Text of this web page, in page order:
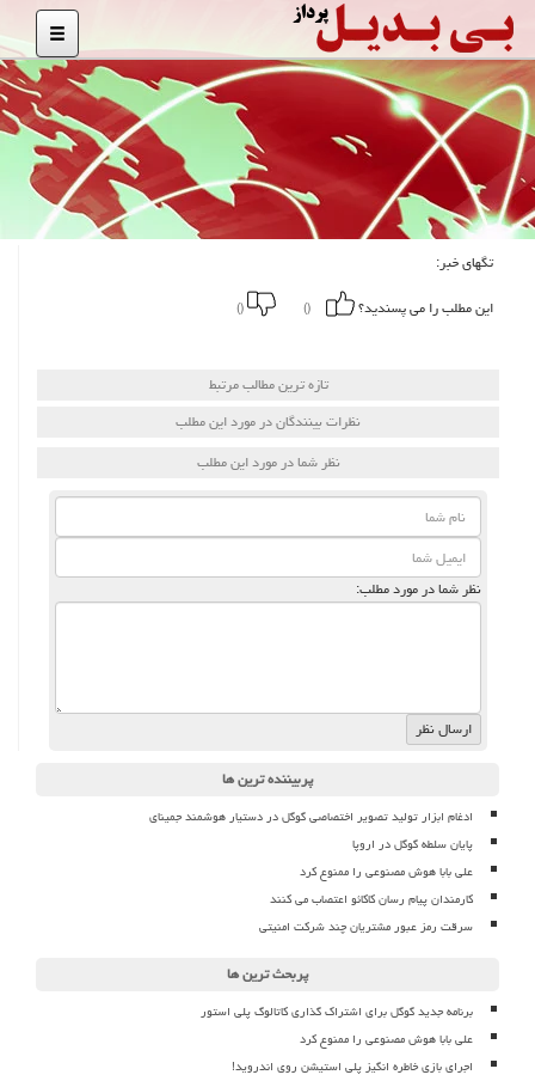
تگهای خبر:
این مطلب را می پسندید؟
()
()
تازه ترین مطالب مرتبط
نظرات بینندگان در مورد این مطلب
نظر شما در مورد این مطلب
نظر شما در مورد مطلب:
پربیننده ترین ها
ادغام ابزار تولید تصویر اختصاصی گوگل در دستیار هوشمند جمینای
پایان سلطه گوگل در اروپا
علی بابا هوش مصنوعی را ممنوع کرد
کارمندان پیام رسان کاکائو اعتصاب می کنند
سرقت رمز عبور مشتریان چند شرکت امنیتی
پربحث ترین ها
برنامه جدید گوگل برای اشتراک گذاری کاتالوگ پلی استور
علی بابا هوش مصنوعی را ممنوع کرد
اجرای بازی خاطره انگیز پلی استیشن روی اندروید!